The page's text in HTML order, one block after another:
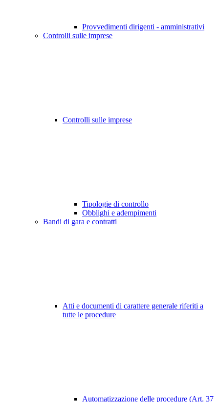
Provvedimenti dirigenti - amministrativi
Controlli sulle imprese
Controlli sulle imprese
Tipologie di controllo
Obblighi e adempimenti
Bandi di gara e contratti
Atti e documenti di carattere generale riferiti a
tutte le procedure
Automatizzazione delle procedure (Art. 37